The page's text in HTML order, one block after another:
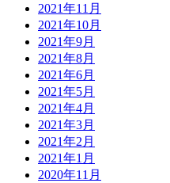
2021年11月
2021年10月
2021年9月
2021年8月
2021年6月
2021年5月
2021年4月
2021年3月
2021年2月
2021年1月
2020年11月